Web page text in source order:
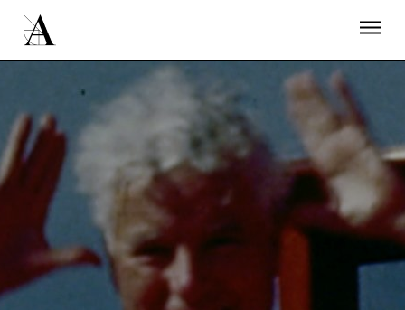
PROYECTOS
RESIDENCIAS
ÚNETE A LA ACADEMIA DE CINE
PRENSA
NEWSLETTER